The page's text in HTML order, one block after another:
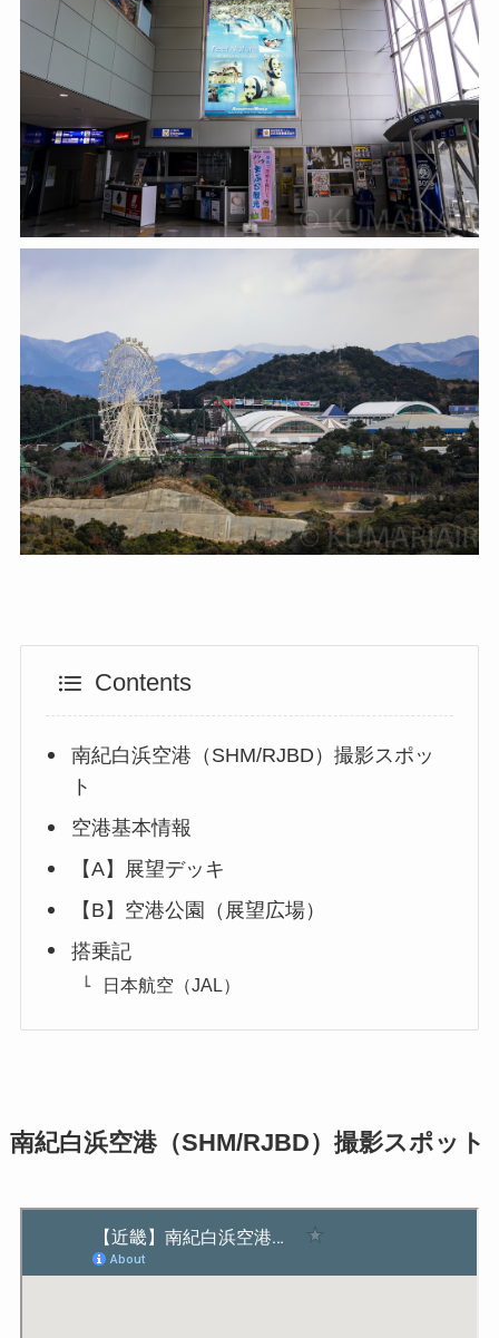
Contents
南紀白浜空港（SHM/RJBD）撮影スポッ
ト
空港基本情報
【A】展望デッキ
【B】空港公園（展望広場）
搭乗記
日本航空（JAL）
南紀白浜空港（SHM/RJBD）撮影スポット